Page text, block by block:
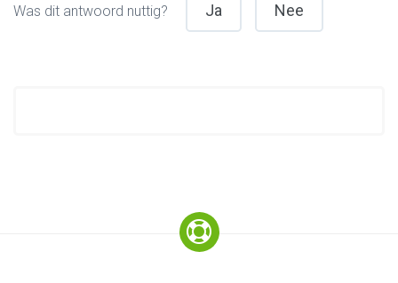
Was dit antwoord nuttig? Ja Nee